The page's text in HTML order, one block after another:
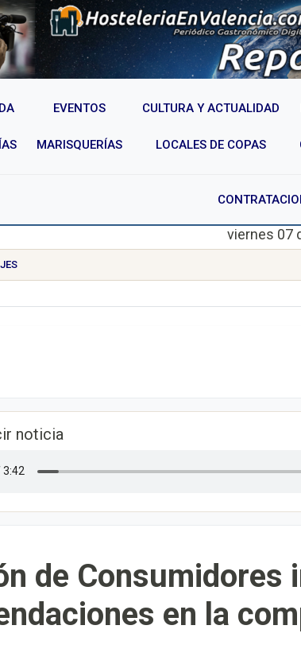
EVENTOS CULTURA Y ACTUALIDAD
MARISQUERÍAS LOCALES DE COPAS
viernes 07
noticia
de Consumidores
en la